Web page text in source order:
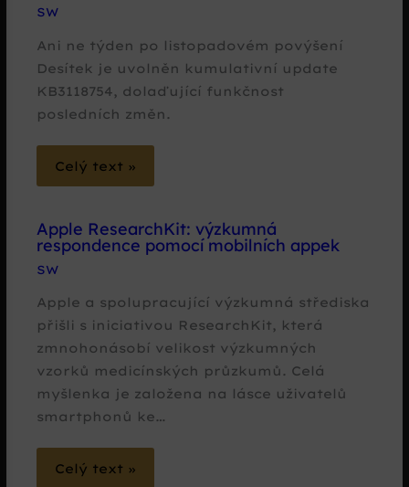
SW
Ani ne týden po listopadovém povýšení
Desítek je uvolněn kumulativní update
KB3118754, dolaďující funkčnost
posledních změn.
Celý text »
Apple ResearchKit: výzkumná
respondence pomocí mobilních appek
SW
Apple a spolupracující výzkumná střediska
přišli s iniciativou ResearchKit, která
zmnohonásobí velikost výzkumných
vzorků medicínských průzkumů. Celá
myšlenka je založena na lásce uživatelů
smartphonů ke…
Celý text »